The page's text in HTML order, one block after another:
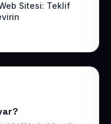
Sitesi: Teklif